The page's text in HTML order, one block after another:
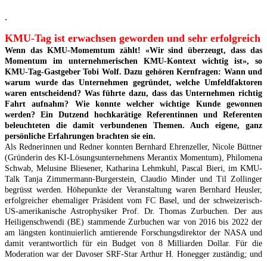
.
KMU-Tag ist erwachsen geworden und sehr erfolgreich
Wenn das KMU-Momemtum zählt! «Wir sind überzeugt, dass das
Momentum im unternehmerischen KMU-Kontext wichtig ist», so
KMU-Tag-Gastgeber Tobi Wolf. Dazu gehören Kernfragen: Wann und
warum wurde das Unternehmen gegründet, welche Umfeldfaktoren
waren entscheidend? Was führte dazu, dass das Unternehmen richtig
Fahrt aufnahm? Wie konnte welcher wichtige Kunde gewonnen
werden? Ein Dutzend hochkarätige Referentinnen und Referenten
beleuchteten die damit verbundenen Themen. Auch eigene, ganz
persönliche Erfahrungen brachten sie ein.
Als Rednerinnen und Redner konnten Bernhard Ehrenzeller, Nicole Büttner
(Gründerin des KI-Lösungsunternehmens Merantix Momentum), Philomena
Schwab, Melusine Bliesener, Katharina Lehmkuhl, Pascal Bieri, im KMU-
Talk Tanja Zimmermann-Burgerstein, Claudio Minder und Til Zollinger
begrüsst werden. Höhepunkte der Veranstaltung waren Bernhard Heusler,
erfolgreicher ehemaliger Präsident vom FC Basel, und der schweizerisch-
US-amerikanische Astrophysiker Prof. Dr. Thomas Zurbuchen. Der aus
Heiligenschwendi (BE) stammende Zurbuchen war von 2016 bis 2022 der
am längsten kontinuierlich amtierende Forschungsdirektor der NASA und
damit verantwortlich für ein Budget von 8 Milliarden Dollar. Für die
Moderation war der Davoser SRF-Star Arthur H. Honegger zuständig; und